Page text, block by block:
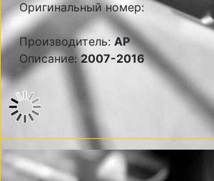
Оригинальный номер:
Производитель: AP
Описание:2007-2016